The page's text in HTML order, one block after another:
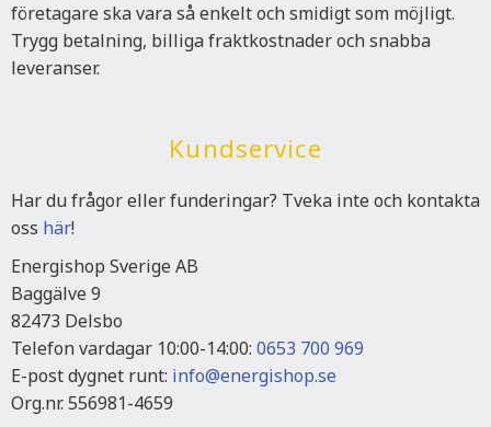
företagare ska vara så enkelt och smidigt som möjligt.
Trygg betalning, billiga fraktkostnader och snabba
leveranser.
Kundservice
Har du frågor eller funderingar? Tveka inte och kontakta
oss här!
Energishop Sverige AB
Baggälve 9
82473 Delsbo
Telefon vardagar 10:00-14:00: 0653 700 969
E-post dygnet runt: info@energishop.se
Org.nr. 556981-4659